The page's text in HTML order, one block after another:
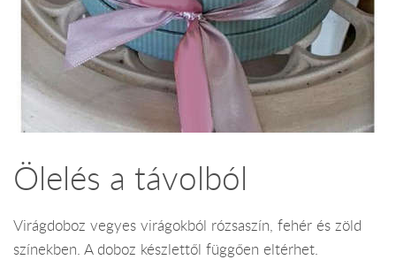
Ölelés a távolból
Virágdoboz vegyes virágokból rózsaszín, fehér és zöld
színekben. A doboz készlettől függően eltérhet.